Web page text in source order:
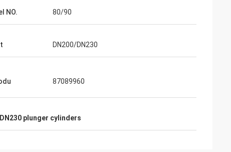
NO. 80/90
DN200/DN230
87089960
DN230 plunger cylinders